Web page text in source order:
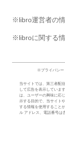
※libro運営者の
※libroに関する情
※プライバシー
当サイトでは、第三者配
して広告を表示していま
は、ユーザーの興味に応
示する目的で、当サイト
する情報を使用すること
ル アドレス、電話番号は